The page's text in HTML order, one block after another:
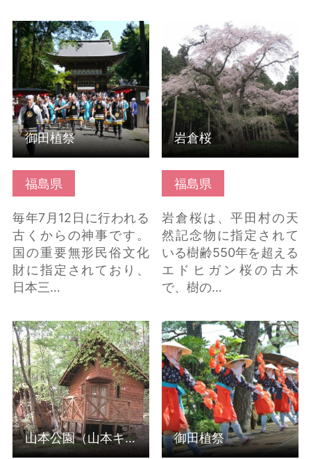
福島県
毎年7月12日に行われる
古くからの神事です。
国の重要無形民俗文化
財に指定されており、
日本三…
御田植祭 の詳細はこち
ら
御田植祭
福島県
岩倉桜は、平田村の天
然記念物に指定されて
いる樹齢550年を超える
エドヒガン桜の古木
で、樹の…
岩倉桜 の詳細はこちら
岩倉桜
山本公園（山本キャン
プ場） の詳細はこちら
山本公園（山本キャンプ場）
御田植祭 の詳細はこち
ら
御田植祭